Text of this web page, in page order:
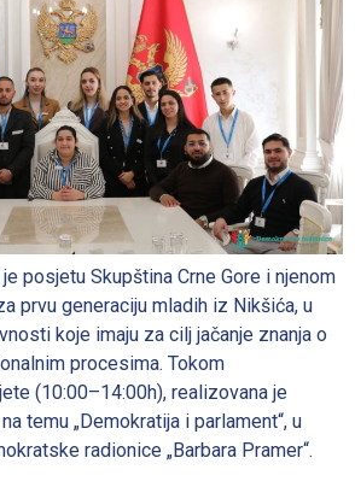
posjetu Skupština Crne Gore i njenom
prvu generaciju mladih iz Nikšića, u
koje imaju za cilj jačanje znanja o
procesima. Tokom
(10:00–14:00h), realizovana je
temu „Demokratija i parlament“, u
radionice „Barbara Pramer“.